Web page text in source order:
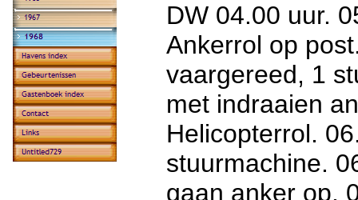
DW 04.00 uur.
Ankerrol op
vaargereed, 1
met indraaien
Helicopterrol.
stuurmachine.
gaan anker op.